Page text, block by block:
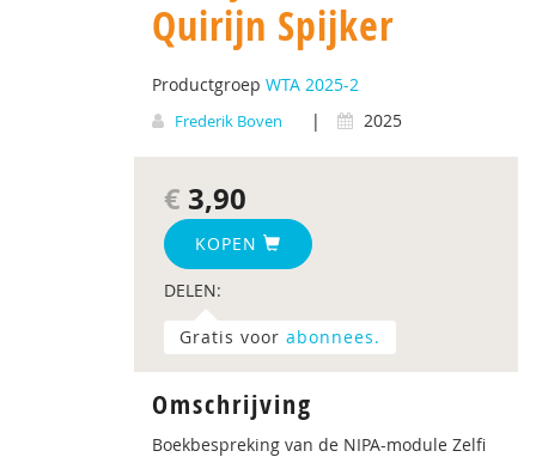
Quirijn Spijker
Productgroep WTA 2025-2
Frederik Boven | 2025
€ 3,90
KOPEN
DELEN:
Gratis voor abonnees.
Omschrijving
Boekbespreking van de NIPA-module Zelfi